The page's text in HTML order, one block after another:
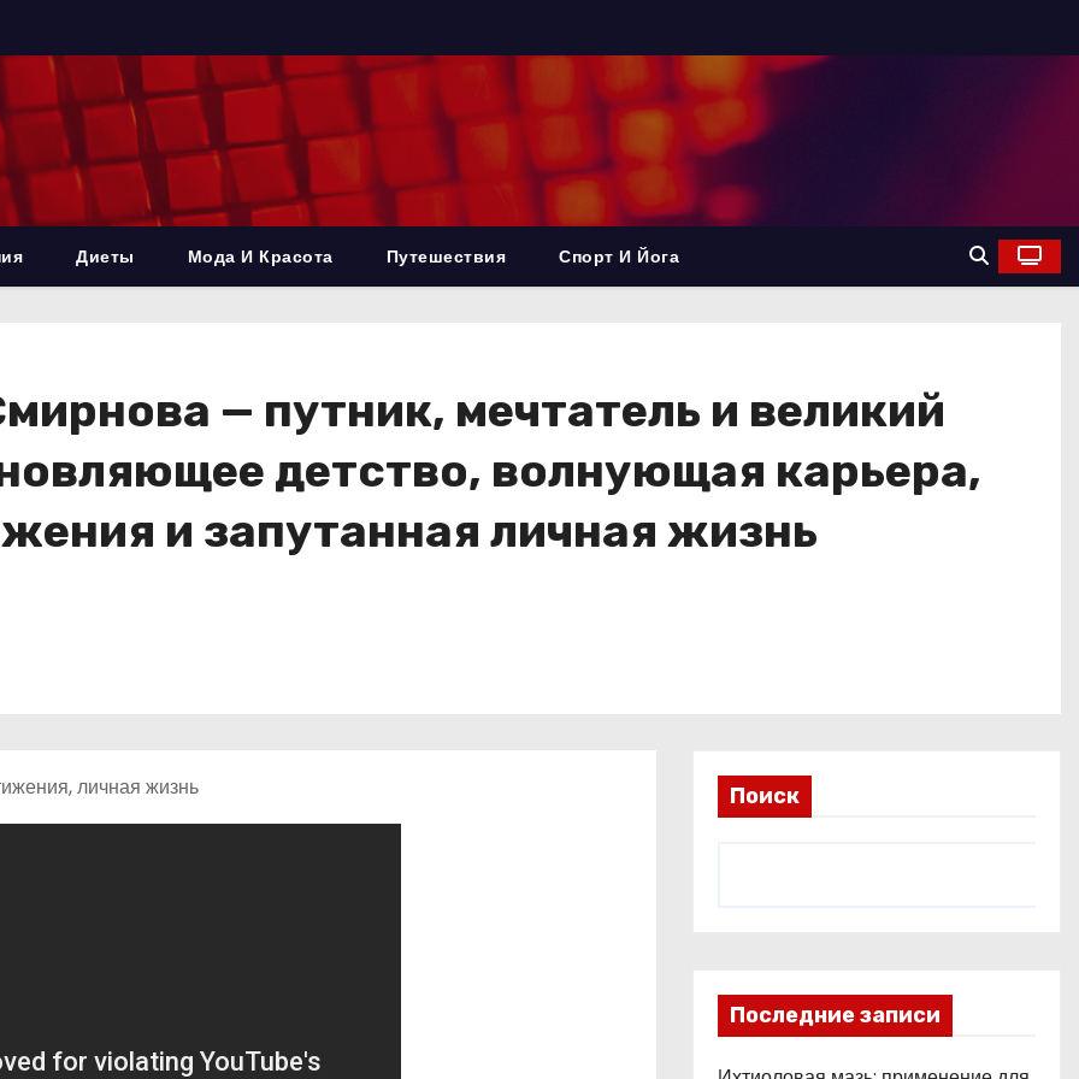
Диеты Мода И Красота Путешествия Спорт И Йога
— путник, мечтатель и великий
детство, волнующая карьера,
и запутанная личная жизнь
Поиск
Последние записи